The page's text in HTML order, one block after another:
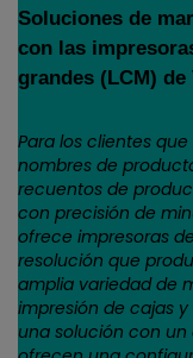
Soluciones de
con las
grandes (LCM) de
Para los clientes
nombres de
recuentos de
con precisión de
ofrece impresoras
resolución que
amplia variedad de
impresión de cajas
una solución con